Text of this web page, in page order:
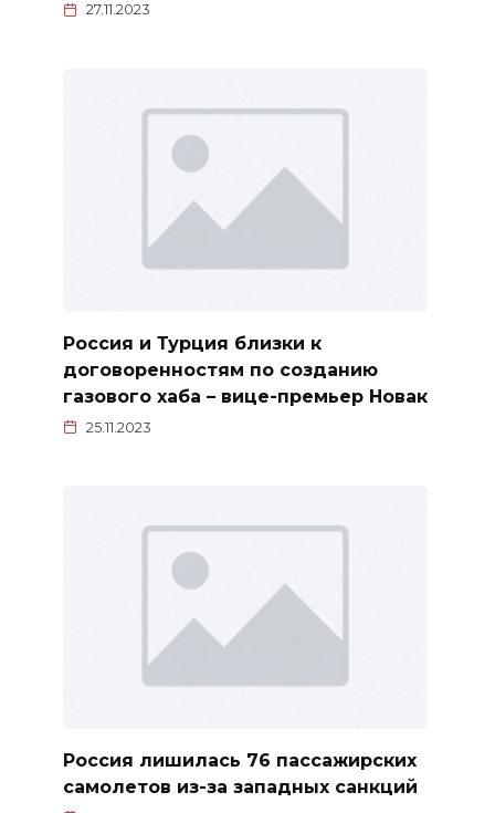
27.11.2023
Россия и Турция близки к
договоренностям по созданию
газового хаба – вице-премьер Новак
25.11.2023
Россия лишилась 76 пассажирских
самолетов из-за западных санкций